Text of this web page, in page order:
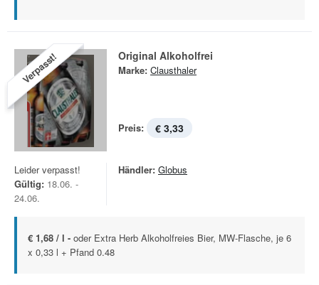
Verpasst! Original Alkoholfrei
Marke: Clausthaler
Preis: € 3,33
Leider verpasst!
Gültig: 18.06. -
24.06.
Händler: Globus
€ 1,68 / l - oder Extra Herb Alkoholfreies Bier, MW-Flasche, je 6
x 0,33 l + Pfand 0.48